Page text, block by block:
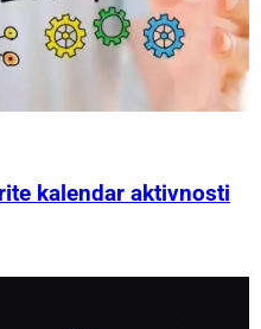
kalendar aktivnosti